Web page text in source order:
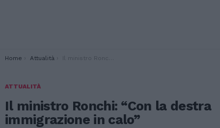
You are here:
Home Attualità Il ministro Ronchi: “Con la destra immigrazione in calo”
ATTUALITÀ
Il ministro Ronchi: “Con la destra
immigrazione in calo”